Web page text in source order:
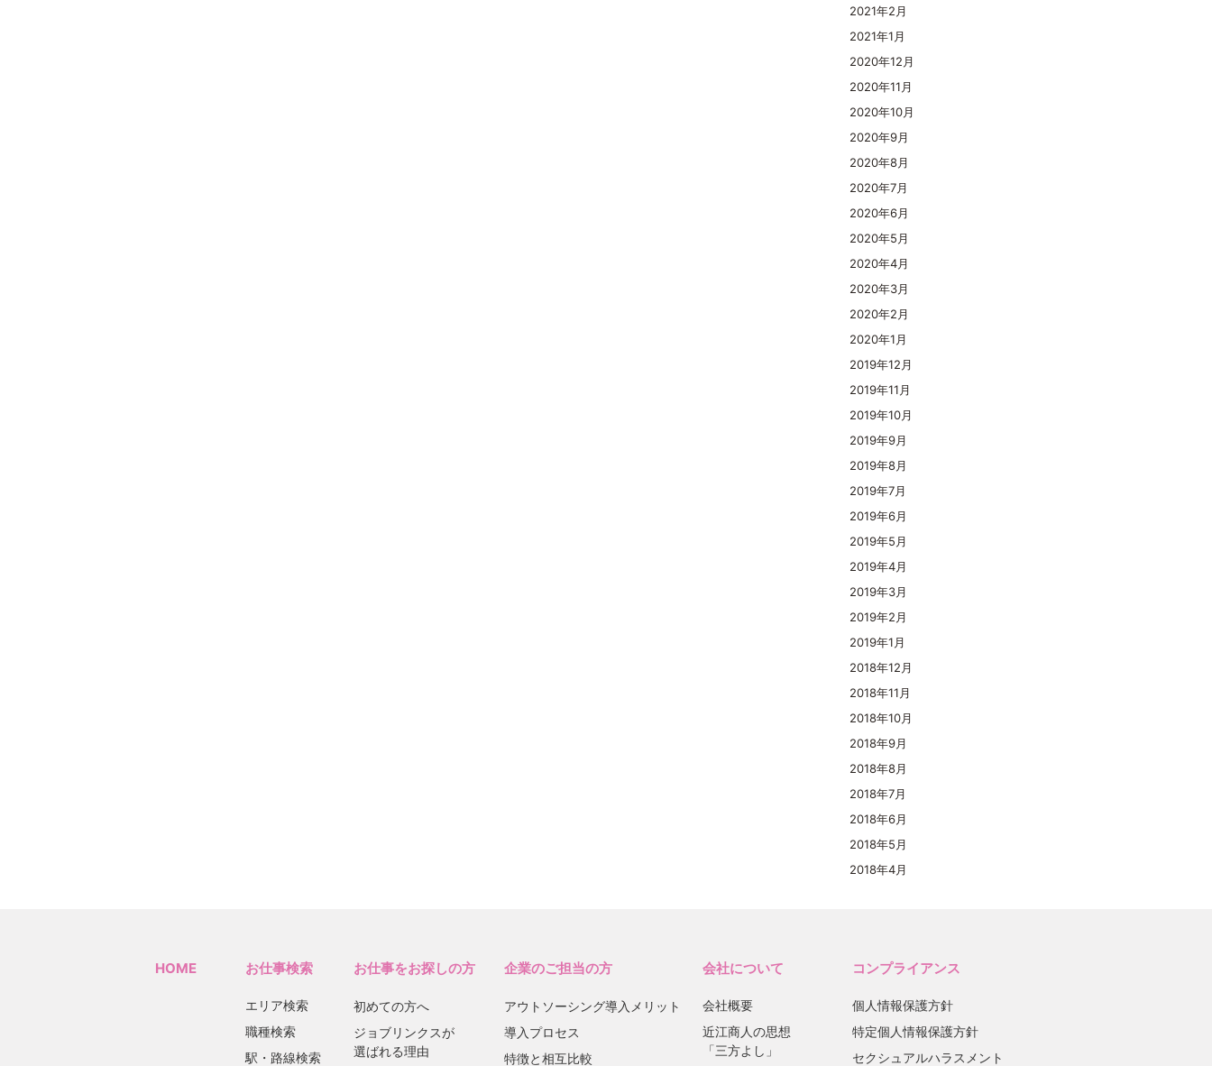
2021年2月
2021年1月
2020年12月
2020年11月
2020年10月
2020年9月
2020年8月
2020年7月
2020年6月
2020年5月
2020年4月
2020年3月
2020年2月
2020年1月
2019年12月
2019年11月
2019年10月
2019年9月
2019年8月
2019年7月
2019年6月
2019年5月
2019年4月
2019年3月
2019年2月
2019年1月
2018年12月
2018年11月
2018年10月
2018年9月
2018年8月
2018年7月
2018年6月
2018年5月
2018年4月
HOME お仕事検索
エリア検索
職種検索
駅・路線検索
お仕事をお探しの方
初めての方へ
ジョブリンクスが
選ばれる理由
企業のご担当の方
アウトソーシング導入メリット
導入プロセス
特徴と相互比較
会社について
会社概要
近江商人の思想
「三方よし」
コンプライアンス
個人情報保護方針
特定個人情報保護方針
セクシュアルハラスメント